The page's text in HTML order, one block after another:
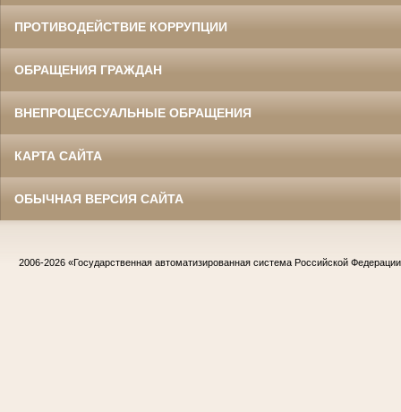
ПРОТИВОДЕЙСТВИЕ КОРРУПЦИИ
ОБРАЩЕНИЯ ГРАЖДАН
ВНЕПРОЦЕССУАЛЬНЫЕ ОБРАЩЕНИЯ
КАРТА САЙТА
ОБЫЧНАЯ ВЕРСИЯ САЙТА
2006-2026 «Государственная автоматизированная система Российской